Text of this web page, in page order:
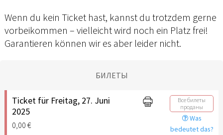
Wenn du kein Ticket hast, kannst du trotzdem gerne
vorbeikommen – vielleicht wird noch ein Platz frei!
Garantieren können wir es aber leider nicht.
БИЛЕТЫ
Ticket für Freitag, 27. Juni
2025
0,00 €
Все билеты
проданы
Was
bedeutet das?